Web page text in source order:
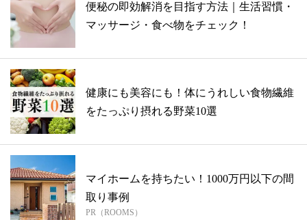
便秘の即効解消を目指す方法｜生活習慣・
マッサージ・食べ物をチェック！
健康にも美容にも！体にうれしい食物繊維
をたっぷり摂れる野菜10選
マイホームを持ちたい！1000万円以下の間
取り事例
PR（ROOMS）